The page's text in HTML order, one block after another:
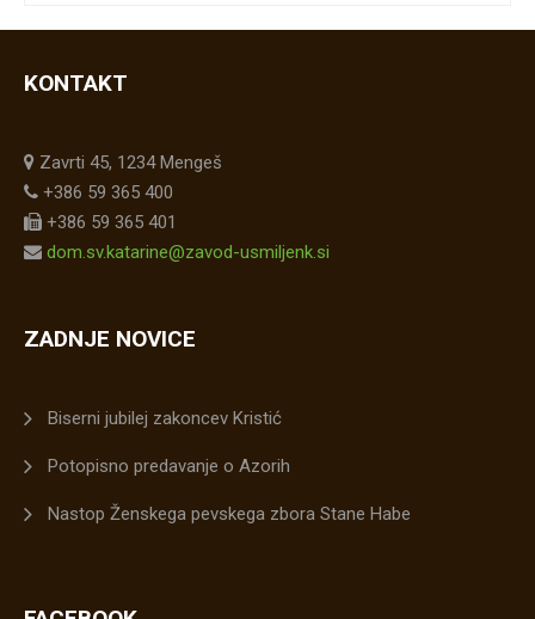
KONTAKT
Zavrti 45, 1234 Mengeš
+386 59 365 400
+386 59 365 401
dom.sv.katarine@zavod-usmiljenk.si
ZADNJE NOVICE
Biserni jubilej zakoncev Kristić
Potopisno predavanje o Azorih
Nastop Ženskega pevskega zbora Stane Habe